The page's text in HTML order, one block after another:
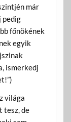
már
pedig
főnökének
egyik
ismerkedj
világa
tesz, de